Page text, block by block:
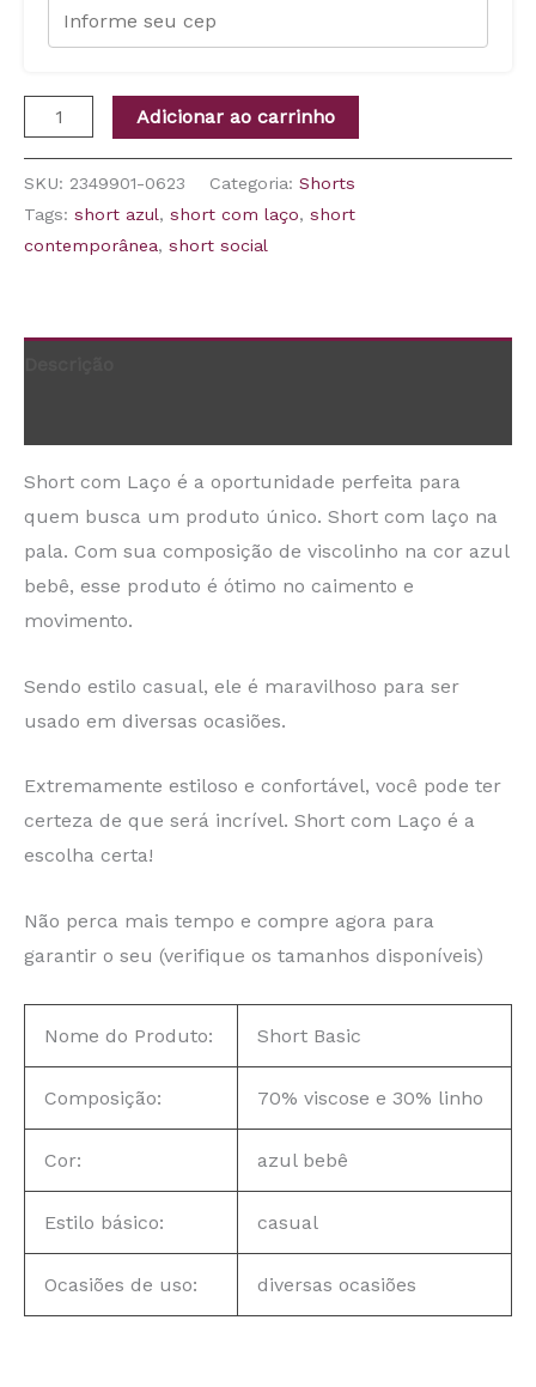
Adicionar ao carrinho
SKU: 2349901-0623 Categoria: Shorts
Tags: short azul, short com laço, short
contemporânea, short social
Short com Laço é a oportunidade perfeita para
quem busca um produto único. Short com laço na
pala. Com sua composição de viscolinho na cor azul
bebê, esse produto é ótimo no caimento e
movimento.
Sendo estilo casual, ele é maravilhoso para ser
usado em diversas ocasiões.
Extremamente estiloso e confortável, você pode ter
certeza de que será incrível. Short com Laço é a
escolha certa!
Não perca mais tempo e compre agora para
garantir o seu (verifique os tamanhos disponíveis)
Nome do Produto: Short Basic
Composição: 70% viscose e 30% linho
Cor: azul bebê
Estilo básico: casual
Ocasiões de uso: diversas ocasiões